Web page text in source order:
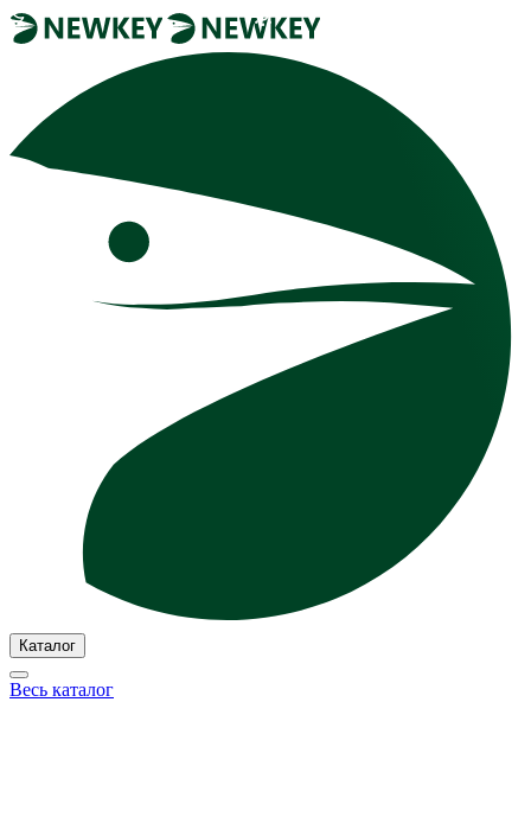
Каталог
Весь каталог